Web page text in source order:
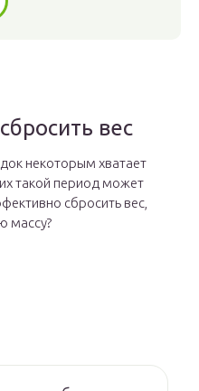
вес
некоторым хватает
такой период может
сбросить вес,
массу?